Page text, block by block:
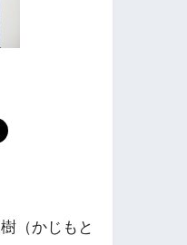
（かじもと